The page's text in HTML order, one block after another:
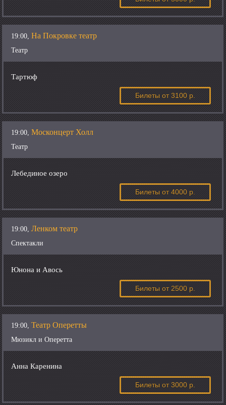
19:00,На Покровке театр
Театр
Тартюф
Билеты от 3100 р.
19:00,Москонцерт Холл
Театр
Лебединое озеро
Билеты от 4000 р.
19:00,Ленком театр
Спектакли
Юнона и Авось
Билеты от 2500 р.
19:00,Театр Оперетты
Мюзикл и Оперетта
Анна Каренина
Билеты от 3000 р.